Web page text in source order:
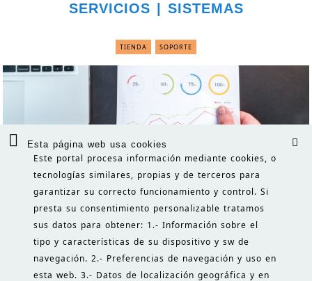
Esta página web usa cookies
Este portal procesa información mediante cookies, o
tecnologías similares, propias y de terceros para
garantizar su correcto funcionamiento y control. Si
presta su consentimiento personalizable tratamos
sus datos para obtener: 1.- Información sobre el
tipo y características de su dispositivo y sw de
navegación. 2.- Preferencias de navegación y uso en
esta web. 3.- Datos de localización geográfica y en
SERVICIOS | SISTEMAS
TIENDA SOPORTE
FORMACIÓN | CONSULTORÍA
MENSAJES BLOGS CURSOS